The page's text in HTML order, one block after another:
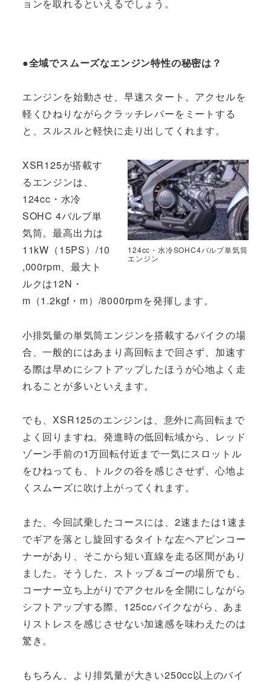
ョンを取れるといえるでしょう。
●全域でスムーズなエンジン特性の秘密は？
エンジンを始動させ、早速スタート。アクセルを
軽くひねりながらクラッチレバーをミートする
と、スルスルと軽快に走り出してくれます。
124cc・水冷SOHC4バルブ単気筒
エンジン
XSR125が搭載す
るエンジンは、
124cc・水冷
SOHC 4バルブ単
気筒。最高出力は
11kW（15PS）/10
,000rpm、最大ト
ルクは12N・
m（1.2kgf・m）/8000rpmを発揮します。
小排気量の単気筒エンジンを搭載するバイクの場
合、一般的にはあまり高回転まで回さず、加速す
る際は早めにシフトアップしたほうが心地よく走
れることが多いといえます。
でも、XSR125のエンジンは、意外に高回転まで
よく回りますね。発進時の低回転域から、レッド
ゾーン手前の1万回転付近まで一気にスロットル
をひねっても、トルクの谷を感じさせず、心地よ
くスムーズに吹け上がってくれます。
また、今回試乗したコースには、2速または1速ま
でギアを落とし旋回するタイトな左ヘアピンコー
ナーがあり、そこから短い直線を走る区間があり
ました。そうした、ストップ＆ゴーの場所でも、
コーナー立ち上がりでアクセルを全開にしながら
シフトアップする際、125ccバイクながら、あま
りストレスを感じさせない加速感を味わえたのは
驚き。
もちろん、より排気量が大きい250cc以上のバイ